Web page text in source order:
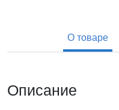
О товаре
Описание